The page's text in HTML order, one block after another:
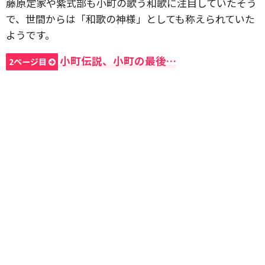
で、世間からは「和歌の神様」としても称えられていた
ようです。
2ページ目 小町伝説、小町の最後…